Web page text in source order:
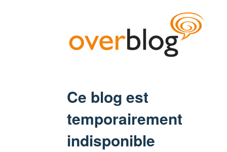
Ce blog est
temporairement
indisponible